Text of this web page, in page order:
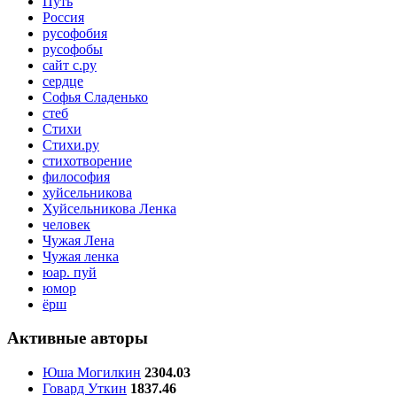
Россия
русофобия
русофобы
сайт с.ру
сердце
Софья Сладенько
стеб
Стихи
Стихи.ру
стихотворение
философия
хуйсельникова
Хуйсельникова Ленка
человек
Чужая Лена
Чужая ленка
юар. пуй
юмор
ёрш
Активные авторы
Юша Могилкин 2304.03
Говард Уткин 1837.46